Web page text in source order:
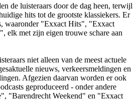
de luisteraars door de dag heen, terwijl
hits tot de grootste klassiekers. Er
waaronder "Exxact Hits", "Exxact
elk met zijn eigen trouwe schare aan
niet alleen van de meest actuele
nieuws, verkeersmeldingen en
Afgezien daarvan worden er ook
geproduceerd - onder andere
"Barendrecht Weekend" en "Exxact